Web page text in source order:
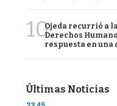
10Ojeda recurrió a
Derechos
respuesta en una
Últimas Noticias